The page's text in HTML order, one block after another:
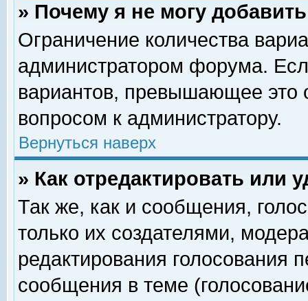
» Почему я не могу
Ограничение количества
администратором форума.
вариантов, превышающее это
вопросом к администратору.
Вернуться наверх
» Как отредактировать или
Так же, как и сообщения,
только их создателями,
редактирования голосования
сообщения в теме